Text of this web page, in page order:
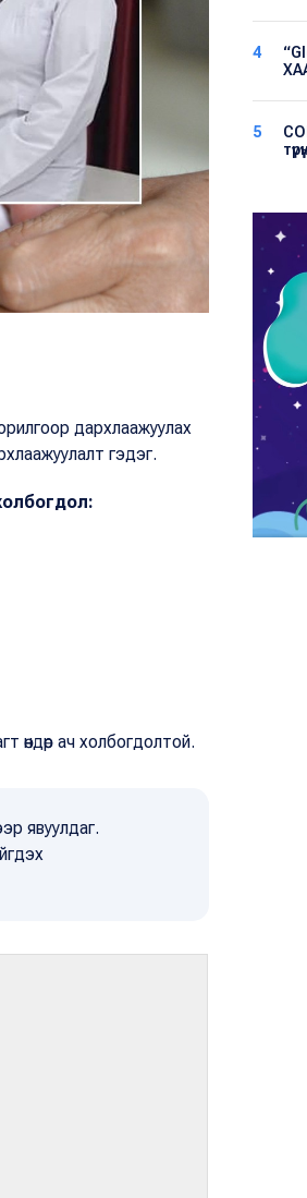
дархлаажуулах
гэдэг.
өндөр ач холбогдолтой.
явуулдаг.
4
5